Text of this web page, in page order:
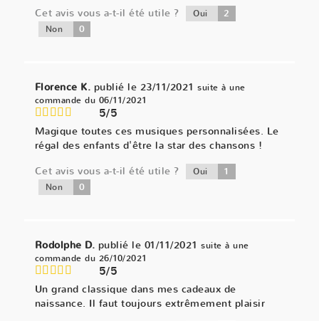
Cet avis vous a-t-il été utile ?
Oui 2
Non 0
Florence K. publié le 23/11/2021 suite à une
commande du 06/11/2021
5/5
Magique toutes ces musiques personnalisées. Le
régal des enfants d'être la star des chansons !
Cet avis vous a-t-il été utile ?
Oui 1
Non 0
Rodolphe D. publié le 01/11/2021 suite à une
commande du 26/10/2021
5/5
Un grand classique dans mes cadeaux de
naissance. Il faut toujours extrêmement plaisir